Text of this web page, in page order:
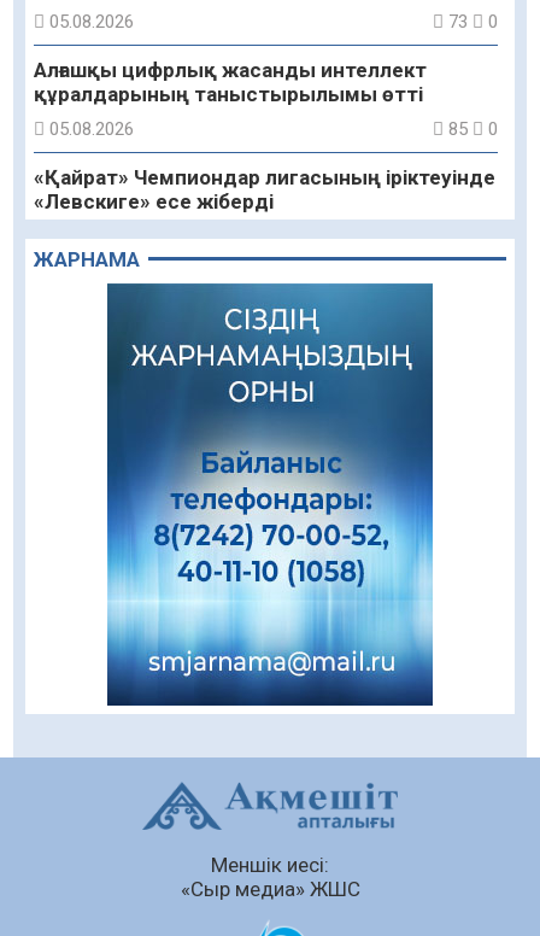
05.08.2026 73 0
Алғашқы цифрлық жасанды интеллект
құралдарының таныстырылымы өтті
05.08.2026 85 0
«Қайрат» Чемпиондар лигасының іріктеуінде
«Левскиге» есе жіберді
05.08.2026 72 0
«Ұлттық нақыш – заманауи панно» атты
шеберлік сағаты өтті
05.08.2026
Цифрландыру саласын дамыту аясында
салынатын жаңа орталықтың жобасы
Құқықтық статистика және арнайы есепке
алу жөніндегі комитеттің Қызылорда
облысы бойынша департаментінің басшысы
тағайындалды
04.08.2026
Қазақстандықтардың 72,3%-ы жаңа
Құрылтай үшін дауыс беруге дайын
04.08.2026 66 0
Мектептен – Ұлттық ұлан сапына
түсіндіру жұмыстары жүргізілді
ЖАРНАМА
Меншік иесі:
«Сыр медиа» ЖШС